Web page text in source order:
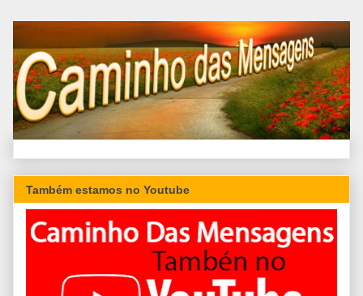
Também estamos no Youtube